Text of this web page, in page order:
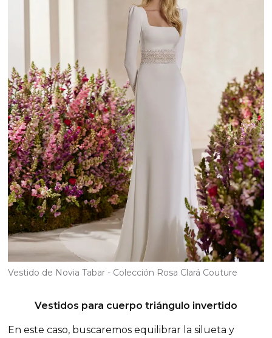
Vestido de Novia Tabar - Colección Rosa Clará Couture
Vestidos para cuerpo triángulo invertido
En este caso, buscaremos equilibrar la silueta y